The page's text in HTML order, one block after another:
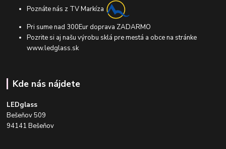
Poznáte nás z TV Markíza
Pri sume nad 300Eur doprava ZADARMO
Pozrite si aj našu výrobu sklá pre mestá a obce na stránke
www.ledglass.sk
Kde nás nájdete
LEDglass
Bešeňov 509
94141 Bešeňov